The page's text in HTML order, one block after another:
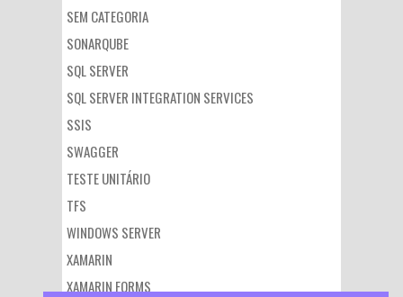
SEM CATEGORIA
SONARQUBE
SQL SERVER
SQL SERVER INTEGRATION SERVICES
SSIS
SWAGGER
TESTE UNITÁRIO
TFS
WINDOWS SERVER
XAMARIN
XAMARIN FORMS